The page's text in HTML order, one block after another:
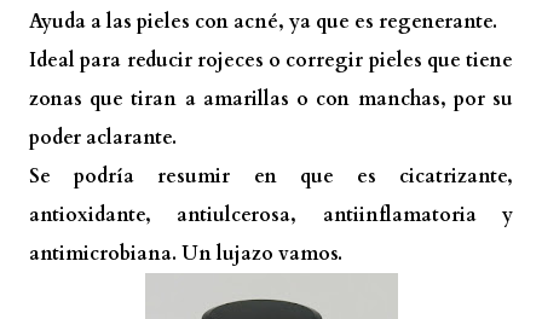
Ayuda a las pieles con acné, ya que es regenerante.
Ideal para reducir rojeces o corregir pieles que tiene
zonas que tiran a amarillas o con manchas, por su
poder aclarante.
Se podría resumir en que es cicatrizante,
antioxidante, antiulcerosa, antiinflamatoria y
antimicrobiana. Un lujazo vamos.